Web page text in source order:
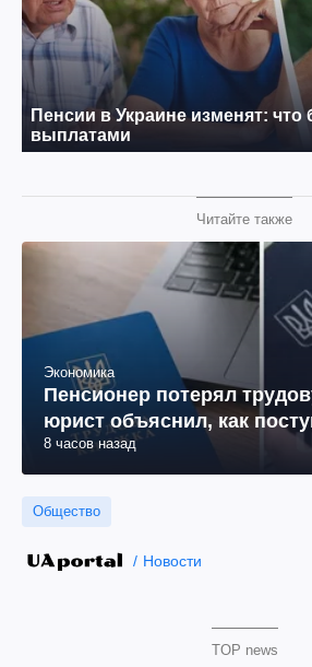
Читайте также
Экономика
Пенсионер потерял
юрист объяснил, как
8 часов назад
Общество
Новости
TOP news